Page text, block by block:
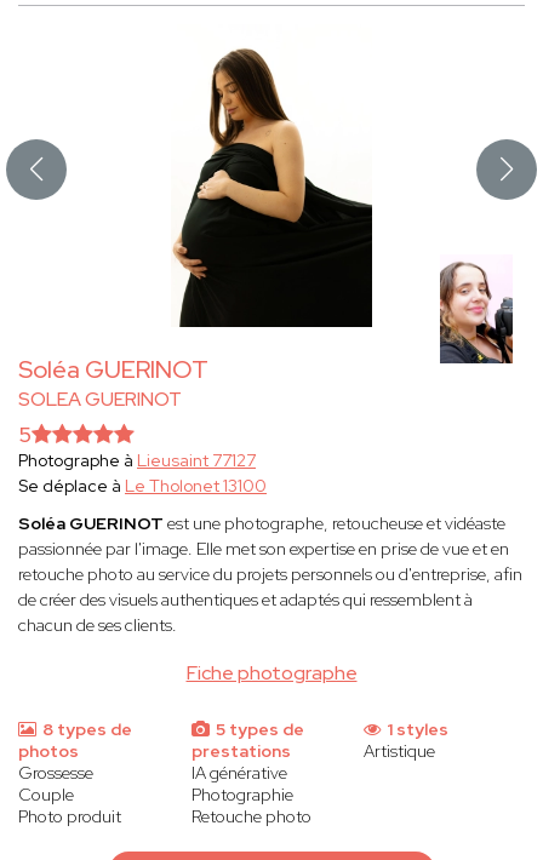
Soléa GUERINOT
SOLEA GUERINOT
Fiche photographe
5
Photographe à Lieusaint 77127
Se déplace à Le Tholonet 13100
Soléa GUERINOT est une photographe, retoucheuse et vidéaste
passionnée par l'image. Elle met son expertise en prise de vue et en
retouche photo au service du projets personnels ou d'entreprise, afin
de créer des visuels authentiques et adaptés qui ressemblent à
chacun de ses clients.
8 types de
photos
Grossesse
Couple
Photo produit
5 types de
prestations
IA générative
Photographie
Retouche photo
1 styles
Artistique